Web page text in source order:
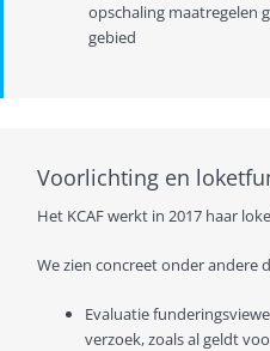
opschaling maatregelen
gebied
Voorlichting en
Het KCAF werkt in 2017 haar
We zien concreet onder andere
Evaluatie
verzoek, zoals al geldt